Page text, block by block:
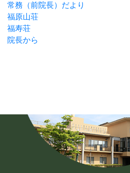
常務（前院長）だより
福原山荘
福寿荘
院長から